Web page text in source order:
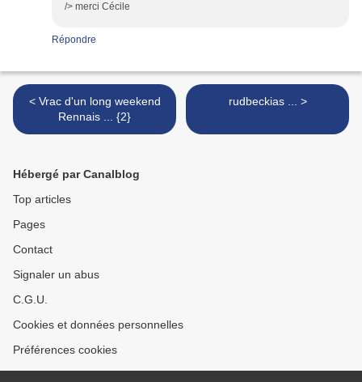
/> merci Cécile
Répondre
< Vrac d'un long weekend
Rennais ... {2}
rudbeckias ... >
Hébergé par Canalblog
Top articles
Pages
Contact
Signaler un abus
C.G.U.
Cookies et données personnelles
Préférences cookies